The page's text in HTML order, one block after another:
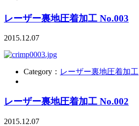
レーザー裏地圧着加工 No.003
2015.12.07
Category： レーザー裏地圧着加工
レーザー裏地圧着加工 No.002
2015.12.07